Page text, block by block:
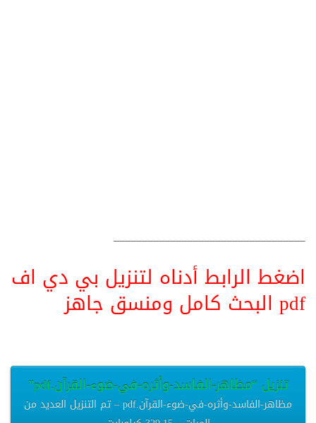
__________________________________
اضغط الرابط أدناه لتنزيل بي دي اف
pdf البحث كامل ومنسق جاهز
تنزيل “مظاهر-الفاسد-وأثره-في-ضوء-القرآن.pdf”
مظاهر-الفاسد-وأثره-في-ضوء-القرآن.pdf – تم التنزيل العديد من